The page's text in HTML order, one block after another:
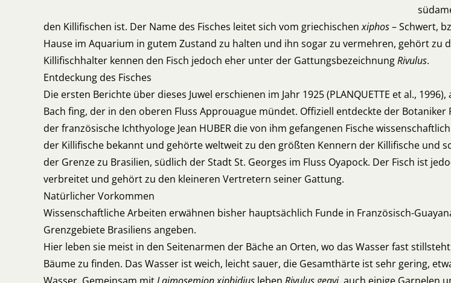
den Killifischen ist. Der Name des Fisches leitet sich vom griechischenxiphos– Schwert,
Hause im Aquarium in gutem Zustand zu halten und ihn sogar zu vermehren, gehört
Killifischhalter kennen den Fisch jedoch eher unter der GattungsbezeichnungRivulus.
Entdeckung des Fisches
Die ersten Berichte über dieses Juwel erschienen im Jahr 1925 (PLANQUETTE et al.,
Bach fing, der in den oberen Fluss Approuague mündet. Offiziell entdeckte der Botaniker
der französische Ichthyologe Jean HUBER die von ihm gefangenen Fische
der Killifische bekannt und gehörte weltweit zu den größten Kennern der Killifische und
der Grenze zu Brasilien, südlich der Stadt St. Georges im Fluss Oyapock. Der Fisch ist
verbreitet und gehört zu den kleineren Vertretern seiner Gattung.
Natürlicher Vorkommen
Wissenschaftliche Arbeiten erwähnen bisher hauptsächlich Funde in Französisch-
Grenzgebiete Brasiliens angeben.
Hier leben sie meist in den Seitenarmen der Bäche an Orten, wo das Wasser fast
Bäume zu finden. Das Wasser ist weich, leicht sauer, die Gesamthärte ist sehr gering,